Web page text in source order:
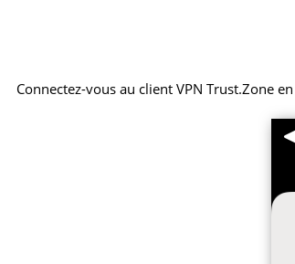
Connectez-vous au client VPN Trust.Zone